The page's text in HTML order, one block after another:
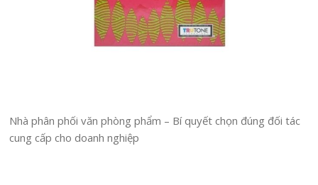
Nhà phân phối văn phòng phẩm – Bí quyết chọn đúng đối tác
cung cấp cho doanh nghiệp